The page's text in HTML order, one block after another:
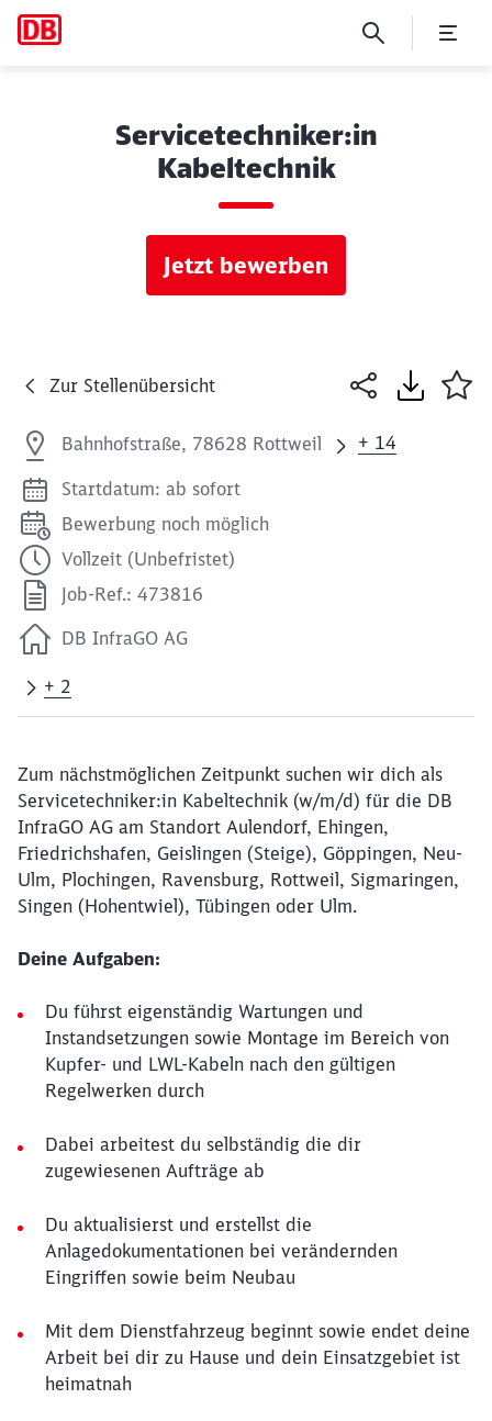
Servicetechniker:in
Kabeltechnik
Jetzt bewerben
Zur Stellenübersicht
Bahnhofstraße, 78628 Rottweil + 14
Startdatum: ab sofort
Bewerbung noch möglich
Vollzeit (Unbefristet)
Job-Ref.: 473816
DB InfraGO AG
+ 2
Zum nächstmöglichen Zeitpunkt suchen wir dich als
Servicetechniker:in Kabeltechnik (w/m/d) für die DB
InfraGO AG am Standort Aulendorf, Ehingen,
Friedrichshafen, Geislingen (Steige), Göppingen, Neu-
Ulm, Plochingen, Ravensburg, Rottweil, Sigmaringen,
Singen (Hohentwiel), Tübingen oder Ulm.
Deine Aufgaben:
Du führst eigenständig Wartungen und
Instandsetzungen sowie Montage im Bereich von
Kupfer- und LWL-Kabeln nach den gültigen
Regelwerken durch
Dabei arbeitest du selbständig die dir
zugewiesenen Aufträge ab
Du aktualisierst und erstellst die
Anlagedokumentationen bei verändernden
Eingriffen sowie beim Neubau
Mit dem Dienstfahrzeug beginnt sowie endet deine
Arbeit bei dir zu Hause und dein Einsatzgebiet ist
heimatnah